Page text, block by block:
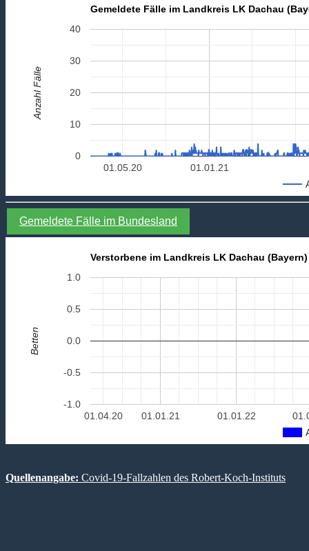
Gemeldete Fälle im Landkreis LK Dachau
01.01.21
01.05.20
0
10
20
30
40
Anzahl Fälle
Gemeldete Fälle im Bundesland
Verstorbene im Landkreis LK Dachau (Bayern)
01.01.21 01.01.22
01.04.20
-1.0
-0.5
0.0
0.5
1.0
Betten
Quellenangabe: Covid-19-Fallzahlen des Robert-Koch-Instituts